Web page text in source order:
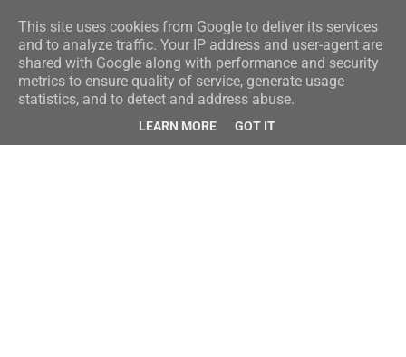
This site uses cookies from Google to deliver its services
and to analyze traffic. Your IP address and user-agent are
shared with Google along with performance and security
metrics to ensure quality of service, generate usage
statistics, and to detect and address abuse.
LEARN MORE GOT IT